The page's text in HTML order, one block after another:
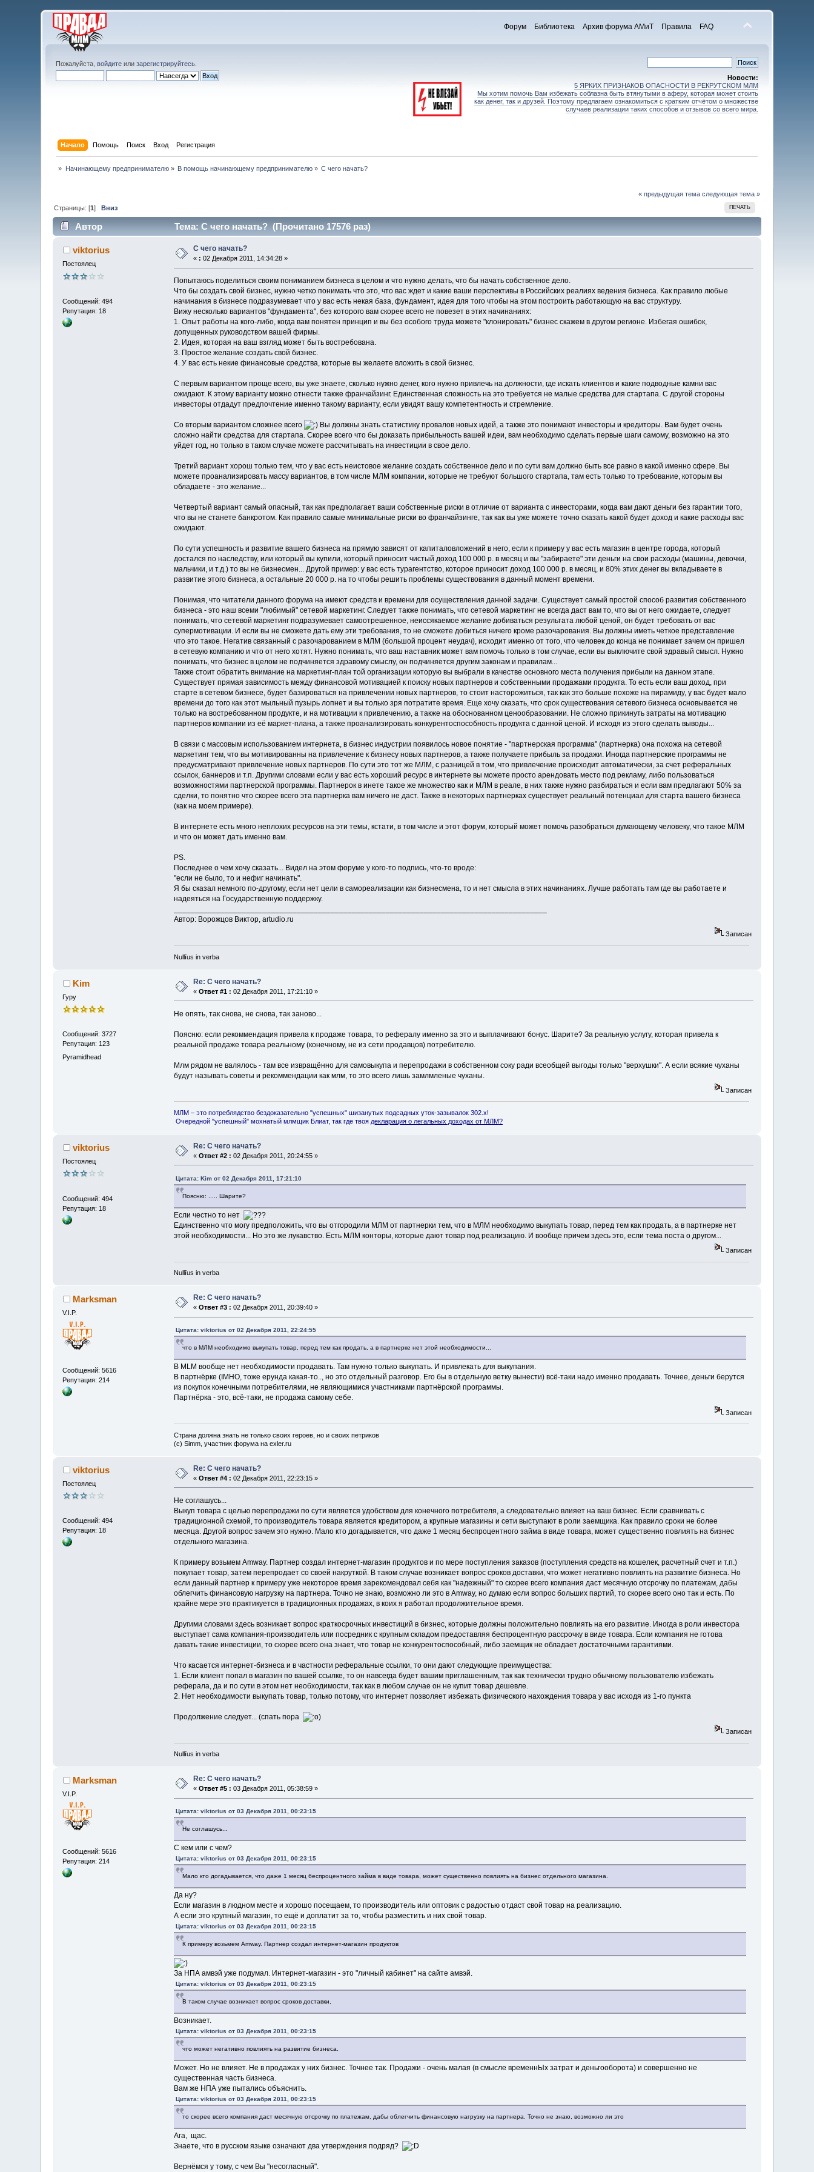
Форум Библиотека Архив форума АМиТ Правила FAQ
Пожалуйста,войдите илизарегистрируйтесь
Новости:
5 ЯРКИХ ПРИЗНАКОВ ОПАСНОСТИ В РЕКРУТСКОМ МЛМ
Мы хотим помочь Вам избежать соблазна быть втянутыми в аферу, которая может стоить
как денег, так и друзей. Поэтому предлагаем ознакомиться с кратким отчётом о множестве
случаев реализации таких способов и отзывов со всего мира.
Начало Помощь Поиск Вход Регистрация
» Начинающему предпринимателю» В помощь начинающему предпринимателю » С чего начать?
« предыдущая тема следующая тема »
ПЕЧАТЬ
Страницы: [1]Вниз
Автор Тема: С чего начать? (Прочитано 17576 раз)
viktorius
Постоялец
Сообщений: 494
Репутация: 18
С чего начать?
« : 02 Декабря 2011, 14:34:28 »
Попытаюсь поделиться своим пониманием бизнеса в целом и что нужно делать, что бы начать собственное дело.
Что бы создать свой бизнес, нужно четко понимать что это, что вас ждет и какие ваши перспективы в Российских реалиях ведения бизнеса. Как правило любые
начинания в бизнесе подразумевает что у вас есть некая база, фундамент, идея для того чтобы на этом построить работающую на вас структуру.
Вижу несколько вариантов "фундамента", без которого вам скорее всего не повезет в этих начинаниях:
1. Опыт работы на кого-либо, когда вам понятен принцип и вы без особого труда можете "клонировать" бизнес скажем в другом регионе. Избегая ошибок,
допущенных руководством вашей фирмы.
2. Идея, которая на ваш взгляд может быть востребована.
3. Простое желание создать свой бизнес.
4. У вас есть некие финансовые средства, которые вы желаете вложить в свой бизнес.
С первым вариантом проще всего, вы уже знаете, сколько нужно денег, кого нужно привлечь на должности, где искать клиентов и какие подводные камни вас
ожидают. К этому варианту можно отнести также франчайзинг. Единственная сложность на это требуется не малые средства для стартапа. С другой стороны
инвесторы отдадут предпочтение именно такому варианту, если увидят вашу компетентность и стремление.
Со вторым вариантом сложнее всего
Вы должны знать статистику провалов новых идей, а также это понимают инвесторы и кредиторы. Вам будет очень
сложно найти средства для стартапа. Скорее всего что бы доказать прибыльность вашей идеи, вам необходимо сделать первые шаги самому, возможно на это
уйдет год, но только в таком случае можете рассчитывать на инвестиции в свое дело.
Третий вариант хорош только тем, что у вас есть неистовое желание создать собственное дело и по сути вам должно быть все равно в какой именно сфере. Вы
можете проанализировать массу вариантов, в том числе МЛМ компании, которые не требуют большого стартапа, там есть только то требование, которым вы
обладаете - это желание...
Четвертый вариант самый опасный, так как предполагает ваши собственные риски в отличие от варианта с инвесторами, когда вам дают деньги без гарантии того,
что вы не станете банкротом. Как правило самые минимальные риски во франчайзинге, так как вы уже можете точно сказать какой будет доход и какие расходы вас
ожидают.
По сути успешность и развитие вашего бизнеса на прямую зависят от капиталовложений в него, если к примеру у вас есть магазин в центре города, который
достался по наследству, или который вы купили, который приносит чистый доход 100 000 р. в месяц и вы "забираете" эти деньги на свои расходы (машины, девочки,
мальчики, и т.д.) то вы не бизнесмен... Другой пример: у вас есть турагентство, которое приносит доход 100 000 р. в месяц, и 80% этих денег вы вкладываете в
развитие этого бизнеса, а остальные 20 000 р. на то чтобы решить проблемы существования в данный момент времени.
Понимая, что читатели данного форума на имеют средств и времени для осуществления данной задачи. Существует самый простой способ развития собственного
бизнеса - это наш всеми "любимый" сетевой маркетинг. Следует также понимать, что сетевой маркетинг не всегда даст вам то, что вы от него ожидаете, следует
понимать, что сетевой маркетинг подразумевает самоотрешенное, неиссякаемое желание добиваться результата любой ценой, он будет требовать от вас
супермотивации. И если вы не сможете дать ему эти требования, то не сможете добиться ничего кроме разочарования. Вы должны иметь четкое представление
что это такое. Негатив связанный с разочарованием в МЛМ (большой процент неудач), исходит именно от того, что человек до конца не понимает зачем он пришел
в сетевую компанию и что от него хотят. Нужно понимать, что ваш наставник может вам помочь только в том случае, если вы выключите свой здравый смысл. Нужно
понимать, что бизнес в целом не подчиняется здравому смыслу, он подчиняется другим законам и правилам...
Также стоит обратить внимание на маркетинг-план той организации которую вы выбрали в качестве основного места получения прибыли на данном этапе.
Существует прямая зависимость между финансовой мотивацией к поиску новых партнеров и собственными продажами продукта. То есть если ваш доход, при
старте в сетевом бизнесе, будет базироваться на привлечении новых партнеров, то стоит насторожиться, так как это больше похоже на пирамиду, у вас будет мало
времени до того как этот мыльный пузырь лопнет и вы только зря потратите время. Еще хочу сказать, что срок существования сетевого бизнеса основывается не
только на востребованном продукте, и на мотивации к привлечению, а также на обоснованном ценообразовании. Не сложно прикинуть затраты на мотивацию
партнеров компании из её маркет-плана, а также проанализировать конкурентоспособность продукта с данной ценой. И исходя из этого сделать выводы...
В связи с массовым использованием интернета, в бизнес индустрии появилось новое понятие - "партнерская программа" (партнерка) она похожа на сетевой
маркетинг тем, что вы мотивированны на привлечение к бизнесу новых партнеров, а также получаете прибыль за продажи. Иногда партнерские программы не
предусматривают привлечение новых партнеров. По сути это тот же МЛМ, с разницей в том, что привлечение происходит автоматически, за счет реферальных
ссылок, баннеров и т.п. Другими словами если у вас есть хороший ресурс в интернете вы можете просто арендовать место под рекламу, либо пользоваться
возможностями партнерской программы. Партнерок в инете такое же множество как и МЛМ в реале, в них также нужно разбираться и если вам предлагают 50% за
сделки, то понятно что скорее всего эта партнерка вам ничего не даст. Также в некоторых партнерках существует реальный потенциал для старта вашего бизнеса
(как на моем примере).
В интернете есть много неплохих ресурсов на эти темы, кстати, в том числе и этот форум, который может помочь разобраться думающему человеку, что такое МЛМ
и что он может дать именно вам.
PS.
Последнее о чем хочу сказать... Видел на этом форуме у кого-то подпись, что-то вроде:
"если не было, то и нефиг начинать".
Я бы сказал немного по-другому, если нет цели в самореализации как бизнесмена, то и нет смысла в этих начинаниях. Лучше работать там где вы работаете и
надеяться на Государственную поддержку.
Автор: Ворожцов Виктор, artudio.ru
Записан
Nullīus in verba
Kim
Гуру
Сообщений: 3727
Репутация: 123
Pyramidhead
Re: С чего начать?
«Ответ #1 : 02 Декабря 2011, 17:21:10 »
Не опять, так снова, не снова, так заново...
Поясню: если рекоммендация привела к продаже товара, то рефералу именно за это и выплачивают бонус. Шарите? За реальную услугу, которая привела к
реальной продаже товара реальному (конечному, не из сети продавцов) потребителю.
Млм рядом не валялось - там все извращённо для самовыкупа и перепродажи в собственном соку ради всеобщей выгоды только "верхушки". А если всякие чуханы
будут называть советы и рекоммендации как млм, то это всего лишь замлмленые чуханы.
Записан
МЛМ – это потреблядство бездоказательно "успешных" шизанутых подсадных уток-зазывалок 302.x!
Очередной "успешный" мохнатый млмщик Блиат, так где твоя декларация о легальных доходах от МЛМ?
viktorius
Постоялец
Сообщений: 494
Репутация: 18
Re: С чего начать?
«Ответ #2 : 02 Декабря 2011, 20:24:55 »
Цитата: Kim от 02 Декабря 2011, 17:21:10
Поясню: ..... Шарите?
Если честно то нет
Единственно что могу предположить, что вы отгородили МЛМ от партнерки тем, что в МЛМ необходимо выкупать товар, перед тем как продать, а в партнерке нет
этой необходимости... Но это же лукавство. Есть МЛМ конторы, которые дают товар под реализацию. И вообще причем здесь это, если тема поста о другом...
Записан
Nullīus in verba
Marksman
V.I.P.
Сообщений: 5616
Репутация: 214
Re: С чего начать?
«Ответ #3 : 02 Декабря 2011, 20:39:40 »
Цитата: viktorius от 02 Декабря 2011, 22:24:55
что в МЛМ необходимо выкупать товар, перед тем как продать, а в партнерке нет этой необходимости...
В MLM вообще нет необходимости продавать. Там нужно только выкупать. И привлекать для выкупания.
В партнёрке (IMHO, тоже ерунда какая-то.., но это отдельный разговор. Его бы в отдельную ветку вынести) всё-таки надо именно продавать. Точнее, деньги берутся
из покупок конечными потребителями, не являющимися участниками партнёрской программы.
Партнёрка - это, всё-таки, не продажа самому себе.
Записан
Страна должна знать не только своих героев, но и своих петриков
(c) Simm, участник форума на exler.ru
viktorius
Постоялец
Сообщений: 494
Репутация: 18
Re: С чего начать?
«Ответ #4 : 02 Декабря 2011, 22:23:15 »
Не соглашусь...
Выкуп товара с целью перепродажи по сути является удобством для конечного потребителя, а следовательно влияет на ваш бизнес. Если сравнивать с
традиционной схемой, то производитель товара является кредитором, а крупные магазины и сети выступают в роли заемщика. Как правило сроки не более
месяца. Другой вопрос зачем это нужно. Мало кто догадывается, что даже 1 месяц беспроцентного займа в виде товара, может существенно повлиять на бизнес
отдельного магазина.
К примеру возьмем Amway. Партнер создал интернет-магазин продуктов и по мере поступления заказов (поступления средств на кошелек, расчетный счет и т.п.)
покупает товар, затем перепродает со своей накруткой. В таком случае возникает вопрос сроков доставки, что может негативно повлиять на развитие бизнеса. Но
если данный партнер к примеру уже некоторое время зарекомендовал себя как "надежный" то скорее всего компания даст месячную отсрочку по платежам, дабы
облегчить финансовую нагрузку на партнера. Точно не знаю, возможно ли это в Amway, но думаю если вопрос больших партий, то скорее всего оно так и есть. По
крайне мере это практикуется в традиционных продажах, в коих я работал продолжительное время.
Другими словами здесь возникает вопрос краткосрочных инвестиций в бизнес, которые должны положительно повлиять на его развитие. Иногда в роли инвестора
выступает сама компания-производитель или посредник с крупным складом предоставляя беспроцентную рассрочку в виде товара. Если компания не готова
давать такие инвестиции, то скорее всего она знает, что товар не конкурентоспособный, либо заемщик не обладает достаточными гарантиями.
Что касается интернет-бизнеса и в частности реферальные ссылки, то они дают следующие преимущества:
1. Если клиент попал в магазин по вашей ссылке, то он навсегда будет вашим приглашенным, так как технически трудно обычному пользователю избежать
реферала, да и по сути в этом нет необходимости, так как в любом случае он не купит товар дешевле.
2. Нет необходимости выкупать товар, только потому, что интернет позволяет избежать физического нахождения товара у вас исходя из 1-го пункта
Продолжение следует... (спать пора )
Записан
Nullīus in verba
Marksman
V.I.P.
Сообщений: 5616
Репутация: 214
Re: С чего начать?
«Ответ #5 : 03 Декабря 2011, 05:38:59 »
Цитата: viktorius от 03 Декабря 2011, 00:23:15
Не соглашусь...
С кем или с чем?
Цитата: viktorius от 03 Декабря 2011, 00:23:15
Мало кто догадывается, что даже 1 месяц беспроцентного займа в виде товара, может существенно повлиять на бизнес отдельного магазина.
Да ну?
Если магазин в людном месте и хорошо посещаем, то производитель или оптовик с радостью отдаст свой товар на реализацию.
А если это крупный магазин, то ещё и доплатит за то, чтобы разместить и них свой товар.
Цитата: viktorius от 03 Декабря 2011, 00:23:15
К примеру возьмем Amway. Партнер создал интернет-магазин продуктов
За НПА амвэй уже подумал. Интернет-магазин - это "личный кабинет" на сайте амвэй.
Цитата: viktorius от 03 Декабря 2011, 00:23:15
В таком случае возникает вопрос сроков доставки,
Возникает.
Цитата: viktorius от 03 Декабря 2011, 00:23:15
что может негативно повлиять на развитие бизнеса.
Может. Но не влияет. Не в продажах у них бизнес. Точнее так. Продажи - очень малая (в смысле временнЫх затрат и деньгооборота) и совершенно не
существенная часть бизнеса.
Вам же НПА уже пытались объяснить.
Цитата: viktorius от 03 Декабря 2011, 00:23:15
то скорее всего компания даст месячную отсрочку по платежам, дабы облегчить финансовую нагрузку на партнера. Точно не знаю, возможно ли это
Ага, щас.
Знаете, что в русском языке означают два утверждения подряд?
Вернёмся у тому, с чем Вы "несогласный".